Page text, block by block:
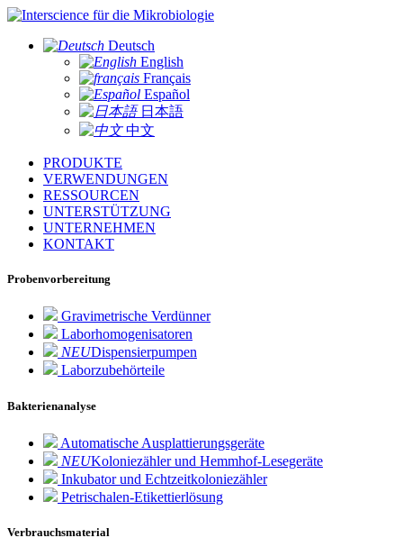
für die Mikrobiologie
Deutsch
English
Français
Español
日本語
中文
PRODUKTE
VERWENDUNGEN
RESSOURCEN
UNTERSTÜTZUNG
UNTERNEHMEN
KONTAKT
Probenvorbereitung
Gravimetrische Verdünner
Laborhomogenisatoren
NEUDispensierpumpen
Laborzubehörteile
Bakterienanalyse
Automatische Ausplattierungsgeräte
NEUKoloniezähler und Hemmhof-Lesegeräte
Inkubator und Echtzeitkoloniezähler
Petrischalen-Etikettierlösung
Verbrauchsmaterial